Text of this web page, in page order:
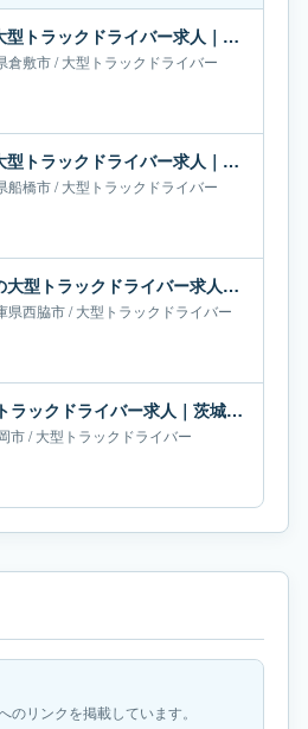
日神機工株式会社の大型トラックドライバー求人｜岡山県倉敷市｜月給66万-66万円
倉敷市/大型トラックドライバー
一宮運輸株式会社の大型トラックドライバー求人｜千葉県船橋市｜月給56万-70万円
船橋市/大型トラックドライバー
株式会社ロジネクスの大型トラックドライバー求人｜兵庫県西脇市｜月給55万-65万円
県西脇市/大型トラックドライバー
MDL株式会社の大型トラックドライバー求人｜茨城県石岡市｜月給66万円
市/大型トラックドライバー
のリンクを掲載しています。